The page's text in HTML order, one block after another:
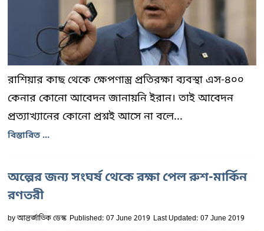
রাশিয়ার কাছ থেকে ক্ষেপণাস্ত্র প্রতিরক্ষা ব্যবস্থা এস-৪০০
কেনার কোনো আবেদন জানায়নি ইরান। তাই আবেদন
প্রত্যাখ্যানের কোনো প্রশ্নই আসে না বলে...
বিস্তারিত ...
অল্পের জন্য সংঘর্ষ থেকে রক্ষা পেল রুশ-মার্কিন
রণতরী
byআন্তর্জাতিক ডেস্ক Published: 07 June 2019 Last Updated: 07 June 2019